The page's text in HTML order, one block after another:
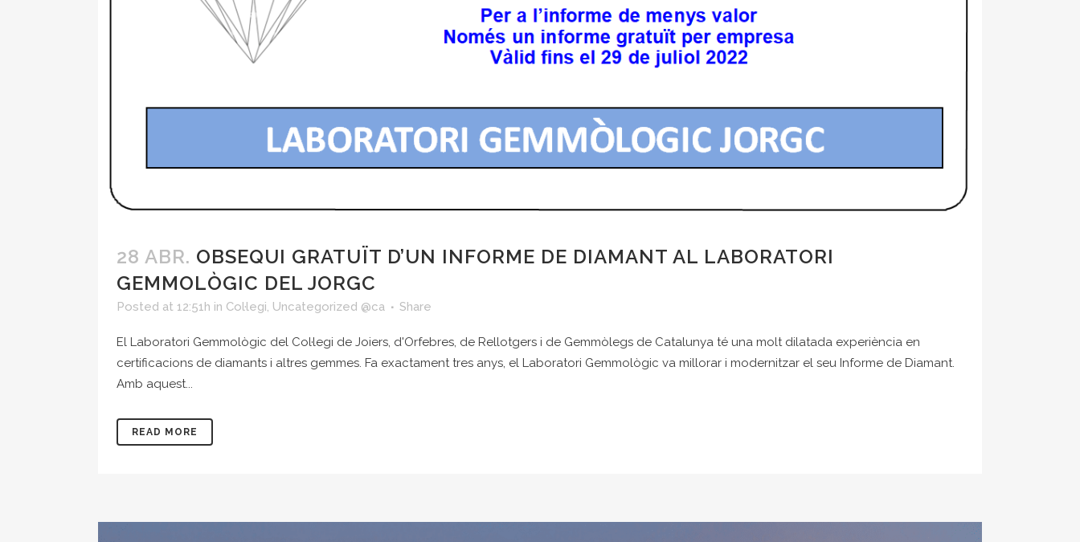
28 ABR. OBSEQUI GRATUÏT D’UN INFORME DE DIAMANT AL LABORATORI
GEMMOLÒGIC DEL JORGC
Posted at 12:51h in Col·legi, Uncategorized @ca Share
El Laboratori Gemmològic del Col·legi de Joiers, d'Orfebres, de Rellotgers i de Gemmòlegs de Catalunya té una molt dilatada experiència en
certificacions de diamants i altres gemmes. Fa exactament tres anys, el Laboratori Gemmològic va millorar i modernitzar el seu Informe de Diamant.
Amb aquest...
READ MORE